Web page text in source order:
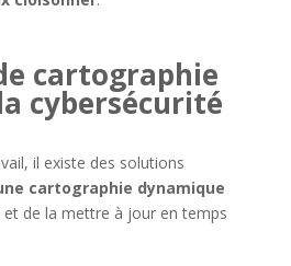
cartographie
cybersécurité
il existe des solutions
cartographie dynamique
et de la mettre à jour en temps